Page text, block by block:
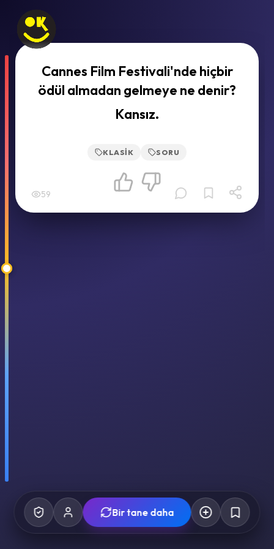
Cannes Film Festivali'nde hiçbir
ödül almadan gelmeye ne denir?
Kansız.
KLASIK SORU
59
Bir tane daha